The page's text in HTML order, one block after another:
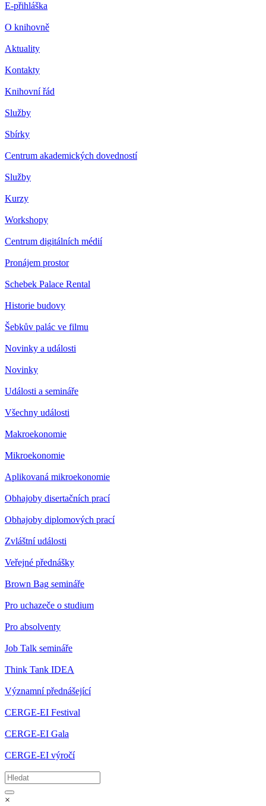
E-přihláška
O knihovně
Aktuality
Kontakty
Knihovní řád
Služby
Sbírky
Centrum akademických dovedností
Služby
Kurzy
Workshopy
Centrum digitálních médií
Pronájem prostor
Schebek Palace Rental
Historie budovy
Šebkův palác ve filmu
Novinky a události
Novinky
Události a semináře
Všechny události
Makroekonomie
Mikroekonomie
Aplikovaná mikroekonomie
Obhajoby disertačních prací
Obhajoby diplomových prací
Zvláštní události
Veřejné přednášky
Brown Bag semináře
Pro uchazeče o studium
Pro absolventy
Job Talk semináře
Think Tank IDEA
Významní přednášející
CERGE-EI Festival
CERGE-EI Gala
CERGE-EI výročí
×